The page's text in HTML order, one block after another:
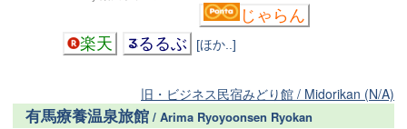
じゃらん
楽天
るるぶ [ほか..]
旧・ビジネス民宿みどり館 / Midorikan (N/A)
有馬療養温泉旅館 / Arima Ryoyoonsen Ryokan